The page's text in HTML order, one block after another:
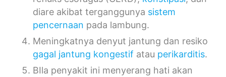
diare akibat terganggunya sistem
pencernaan pada lambung.
Meningkatnya denyut jantung dan resiko
gagal jantung kongestif atau perikarditis.
BIla penyakit ini menyerang hati akan